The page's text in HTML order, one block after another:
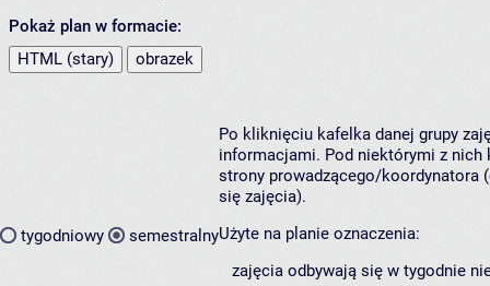
Pokaż plan w formacie:
HTML (stary)
obrazek
tygodniowy semestralny
Po kliknięciu kafelka danej grupy
informacjami. Pod niektórymi z nich
strony prowadzącego/koordynatora
się zajęcia).
Użyte na planie oznaczenia:
zajęcia odbywają się w tygodnie